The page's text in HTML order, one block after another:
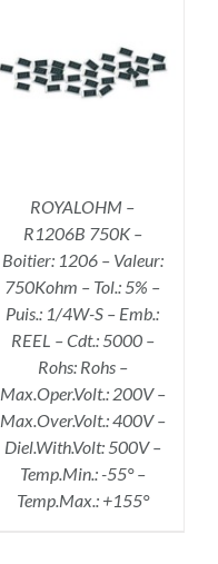
ROYALOHM –
R1206B 750K –
Boitier: 1206 – Valeur:
750Kohm – Tol.: 5% –
Puis.: 1/4W-S – Emb.:
REEL – Cdt.: 5000 –
Rohs: Rohs –
Max.Oper.Volt.: 200V –
Max.Over.Volt.: 400V –
Diel.With.Volt: 500V –
Temp.Min.: -55° –
Temp.Max.: +155°